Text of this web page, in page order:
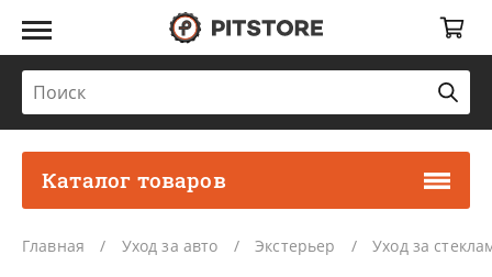
Каталог товаров
Главная Уход за авто Экстерьер Уход за